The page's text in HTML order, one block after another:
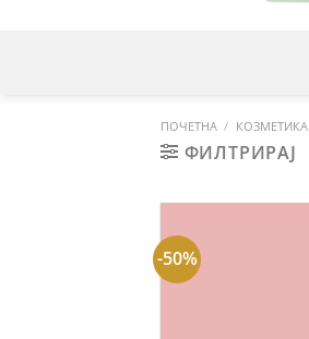
ПОЧЕТНА / КОЗМЕТИКА
ФИЛТРИРАЈ
-50%